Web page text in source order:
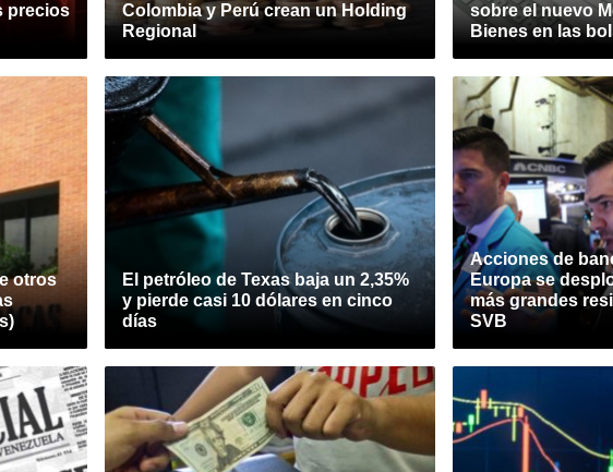
precios
Colombia y Perú crean un Holding
Regional
sobre el nuevo
Bienes en las
otros
El petróleo de Texas baja un 2,35%
y pierde casi 10 dólares en cinco
días
Acciones de
Europa se
más grandes
SVB